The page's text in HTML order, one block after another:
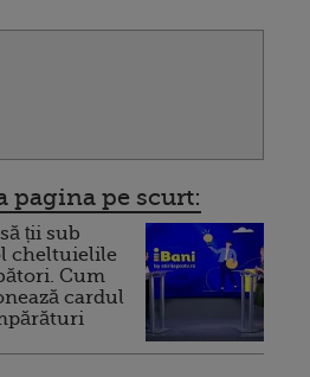
pagina pe scurt:
ții sub
cheltuielile
Cum
cardul